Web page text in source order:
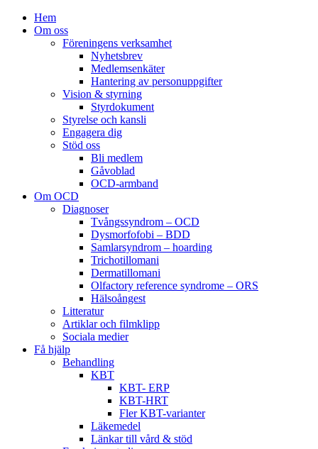
Hem
Om oss
Föreningens verksamhet
Nyhetsbrev
Medlemsenkäter
Hantering av personuppgifter
Vision & styrning
Styrdokument
Styrelse och kansli
Engagera dig
Stöd oss
Bli medlem
Gåvoblad
OCD-armband
Om OCD
Diagnoser
Tvångssyndrom – OCD
Dysmorfofobi – BDD
Samlarsyndrom – hoarding
Trichotillomani
Dermatillomani
Olfactory reference syndrome – ORS
Hälsoångest
Litteratur
Artiklar och filmklipp
Sociala medier
Få hjälp
Behandling
KBT
KBT- ERP
KBT-HRT
Fler KBT-varianter
Läkemedel
Länkar till vård & stöd